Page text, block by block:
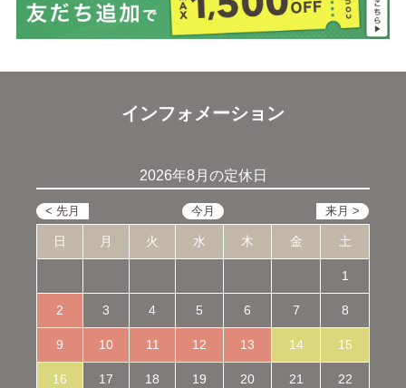
インフォメーション
2026年8月の定休日
日 月 火 水 木 金 土
1
2 3 4 5 6 7 8
9 10 11 12 13 14 15
16 17 18 19 20 21 22